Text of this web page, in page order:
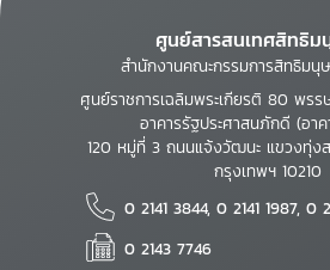
ศูนย์สารสนเทศสิทธิ
สำนักงานคณะกรรมการสิทธิมนุ
ศูนย์ราชการเฉลิมพระเกียรติ 80 พร
อาคารรัฐประศาสนภักดี (อา
120 หมู่ที่ 3 ถนนแจ้งวัฒนะ แขวงทุ่ง
กรุงเทพฯ 10210
0 2141 3844, 0 2141 1987, 0
0 2143 7746